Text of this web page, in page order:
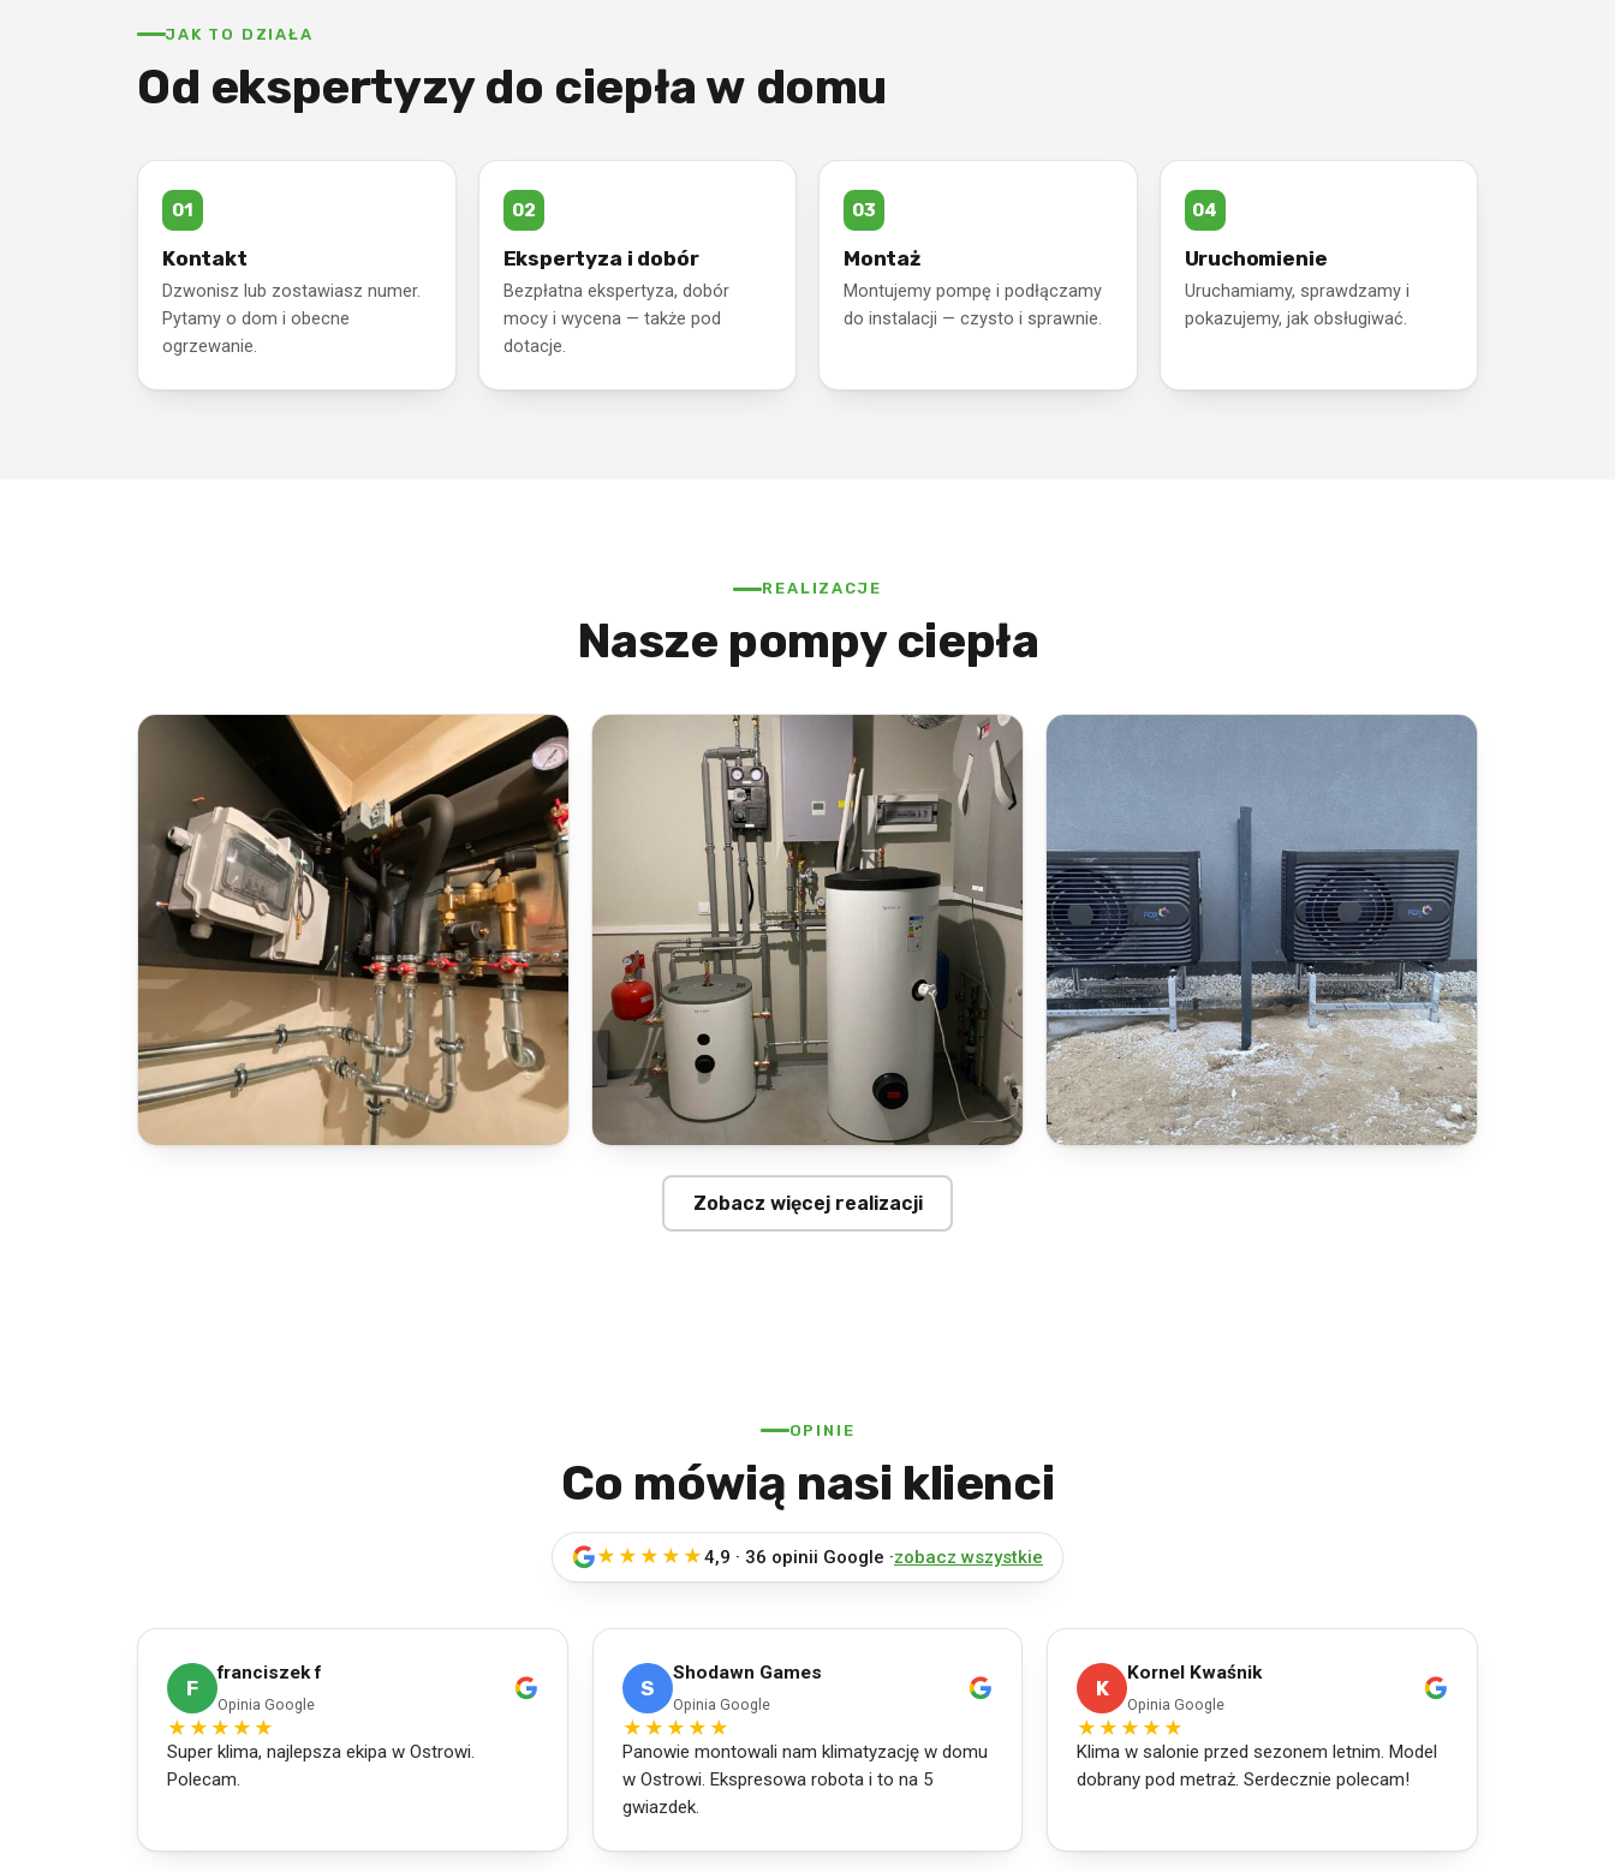
JAK TO DZIAŁA
Od ekspertyzy do ciepła w domu
Kontakt
Dzwonisz lub zostawiasz numer.
Pytamy o dom i obecne
ogrzewanie.
Ekspertyza i dobór
Bezpłatna ekspertyza, dobór
mocy i wycena — także pod
dotacje.
Montaż
Montujemy pompę i podłączamy
do instalacji — czysto i sprawnie.
Uruchomienie
Uruchamiamy, sprawdzamy i
pokazujemy, jak obsługiwać.
REALIZACJE
Nasze pompy ciepła
Zobacz więcej realizacji
OPINIE
Co mówią nasi klienci
★★★★★4,9 · 36 opinii Google ·zobacz wszystkie
F
franciszek f
Opinia Google
★★★★★
Super klima, najlepsza ekipa w Ostrowi.
Polecam.
S
Shodawn Games
Opinia Google
★★★★★
Panowie montowali nam klimatyzację w domu
w Ostrowi. Ekspresowa robota i to na 5
gwiazdek.
K
Kornel Kwaśnik
Opinia Google
★★★★★
Klima w salonie przed sezonem letnim. Model
dobrany pod metraż. Serdecznie polecam!